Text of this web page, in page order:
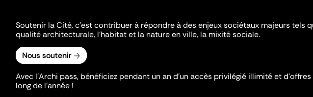
Soutenir la Cité, c'est contribuer à répondre à des enjeux sociétaux majeurs tels
qualité architecturale, l'habitat et la nature en ville, la mixité sociale.
Nous soutenir
Avec l’Archi pass, bénéficiez pendant un an d’un accès privilégié illimité et
long de l’année !